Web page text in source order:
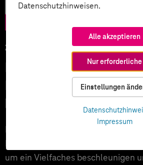
Datenschutzhinweisen.
Alle akzeptieren
Nur erforderliche
Einstellungen
Impressum
Culture
29.08.2023
Non-Desk-Worker
Mitarbeiter-
besser einbinden
In einer modernen Arbeitswelt, in
Prozesse die Zusammenarbeit und
um ein Vielfaches beschleunigen